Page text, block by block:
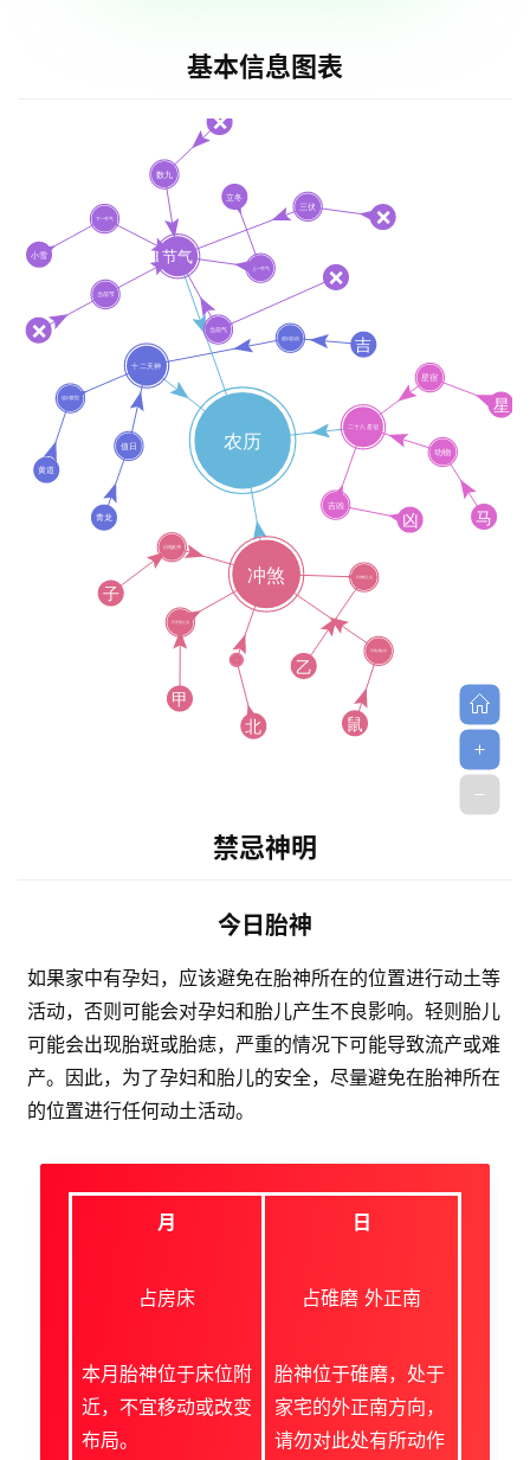
基本信息图表
禁忌神明
今日胎神
如果家中有孕妇，应该避免在胎神所在的位置进行动土等
活动，否则可能会对孕妇和胎儿产生不良影响。轻则胎儿
可能会出现胎斑或胎痣，严重的情况下可能导致流产或难
产。因此，为了孕妇和胎儿的安全，尽量避免在胎神所在
的位置进行任何动土活动。
月
占房床
本月胎神位于床位附
近，不宜移动或改变
布局。
日
占碓磨 外正南
胎神位于碓磨，处于
家宅的外正南方向，
请勿对此处有所动作